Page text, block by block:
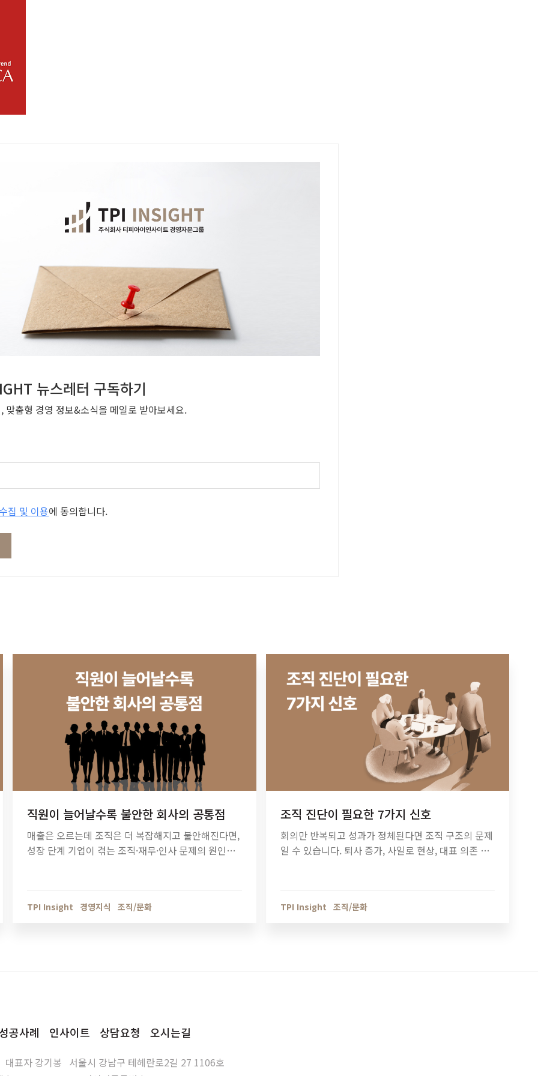
뉴스레터 구독하기
맞춤형 경영 정보&소식을 메일로 받아보세요.
개인정보 수집 및 이용에 동의합니다.
직원이 늘어날수록 불안한 회사의 공통점
매출은 오르는데 조직은 더 복잡해지고 불안해진다면,
성장 단계 기업이 겪는 조직·재무·인사 문제의 원인을
TPI Insight 경영지식 조직/문화
조직 진단이 필요한 7가지 신호
회의만 반복되고 성과가 정체된다면 조직 구조의 문제
일 수 있습니다. 퇴사 증가, 사일로 현상, 대표 의존 구
TPI Insight 조직/문화
공사례 인사이트 상담요청 오시는길
대표자 강기봉 서울시 강남구 테헤란로2길 27 1106호